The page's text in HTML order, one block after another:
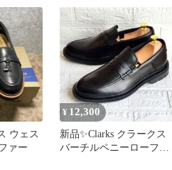
ウェス
ァー
¥ 12,300
新品✨Clarks クラークス
バーチルペニーローファ